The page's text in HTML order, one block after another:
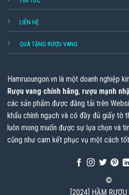
LIÊN HỆ
QUÀ TẶNG RƯỢU VANG
Hamruoungon.vn là một doanh nghiệp
Rượu vang chính hãng, rượu mạnh
các sản phẩm được đăng tải trên
khẩu chính ngạch và có đầy đủ giấy tờ
luôn mong muốn được sự lựa chọn và
cũng như cam kết phục vụ một cách
©
[2024] HẦM RƯỢU